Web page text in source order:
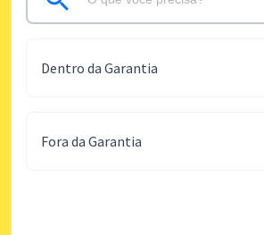
Dentro da Garantia
Fora da Garantia